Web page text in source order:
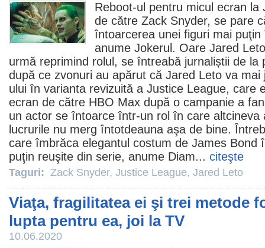
Reboot-ul pentru micul ecran la
de către Zack Snyder, se pare
întoarcerea unei figuri mai
anume Jokerul. Oare Jared Leto
urmă reprimind rolul, se întreabă jurnaliștii de la
după ce zvonuri au apărut că Jared Leto va
ului în varianta revizuită a Justice League, care
ecran de către HBO Max după o campanie a
un actor se întoarce într-un rol în care altcineva
lucrurile nu merg întotdeauna aşa de bine.
care îmbrăca elegantul costum de James Bond
puţin reuşite din serie, anume Diam... citeşte
Taguri: Zack Snyder, Justice League, Jared Leto
Viaţa, fragilitatea ei şi trei metode
lupta pentru ea, joi la TV
10.06.2020